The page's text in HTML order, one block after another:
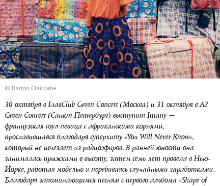
© Barron Claiborne
30 октября в ГлавClub Green Concert (Москва) и 31 октября в A2
Green Concert (Санкт-Петербург) выступит Imany —
французская соул-певица с африканскими корнями,
прославившаяся благодаря суперхиту «You Will Never Know»,
который не исчезает из радиоэфиров. В ранней юности она
занималась прыжками в высоту, затем семь лет провела в Нью-
Йорке, работая моделью и перебиваясь случайными заработками.
Благодаря запоминающимся песням с первого альбома «Shape of